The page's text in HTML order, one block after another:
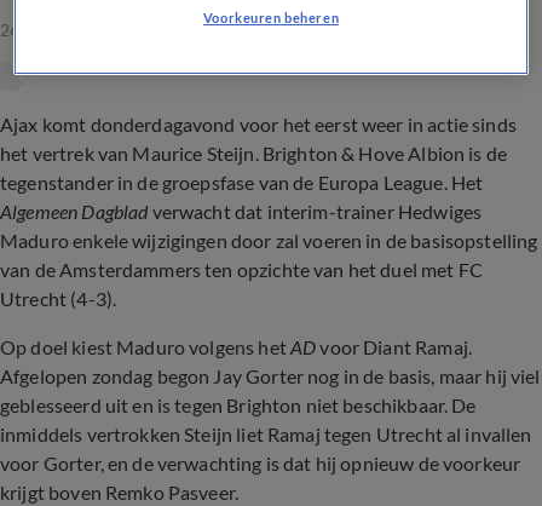
26 okt 2023, 12:22
Ajax komt donderdagavond voor het eerst weer in actie sinds
het vertrek van Maurice Steijn. Brighton & Hove Albion is de
tegenstander in de groepsfase van de Europa League. Het
Algemeen Dagblad verwacht dat interim-trainer Hedwiges
Maduro enkele wijzigingen door zal voeren in de basisopstelling
van de Amsterdammers ten opzichte van het duel met FC
Utrecht (4-3).
Op doel kiest Maduro volgens hetADvoor Diant Ramaj.
Afgelopen zondag begon Jay Gorter nog in de basis, maar hij viel
geblesseerd uit en is tegen Brighton niet beschikbaar. De
inmiddels vertrokken Steijn liet Ramaj tegen Utrecht al invallen
voor Gorter, en de verwachting is dat hij opnieuw de voorkeur
krijgt boven Remko Pasveer.
Voorkeuren beheren